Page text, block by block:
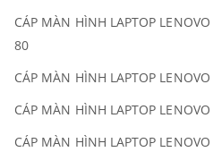
CÁP MÀN HÌNH LAPTOP LENOVO
80
CÁP MÀN HÌNH LAPTOP LENOVO
CÁP MÀN HÌNH LAPTOP LENOVO
CÁP MÀN HÌNH LAPTOP LENOVO